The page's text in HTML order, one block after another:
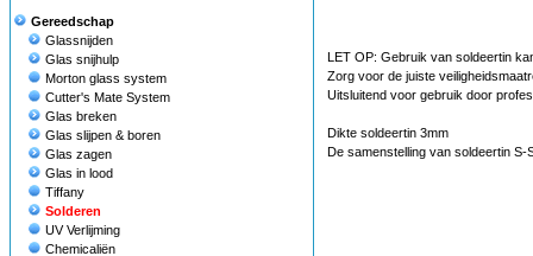
Gereedschap
Glassnijden
Glas snijhulp
Morton glass system
Cutter's Mate System
Glas breken
Glas slijpen & boren
Glas zagen
Glas in lood
Tiffany
Solderen
UV Verlijming
Chemicaliën
LET OP: Gebruik van soldeertin
Zorg voor de juiste
Uitsluitend voor gebruik door
Dikte soldeertin 3mm
De samenstelling van soldeertin S-